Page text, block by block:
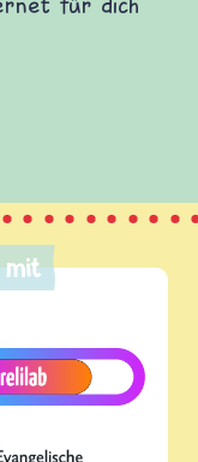
und etliches
und Wissen
mit